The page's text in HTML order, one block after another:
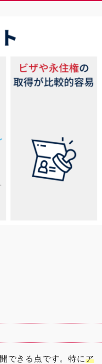
できる点です。特にア